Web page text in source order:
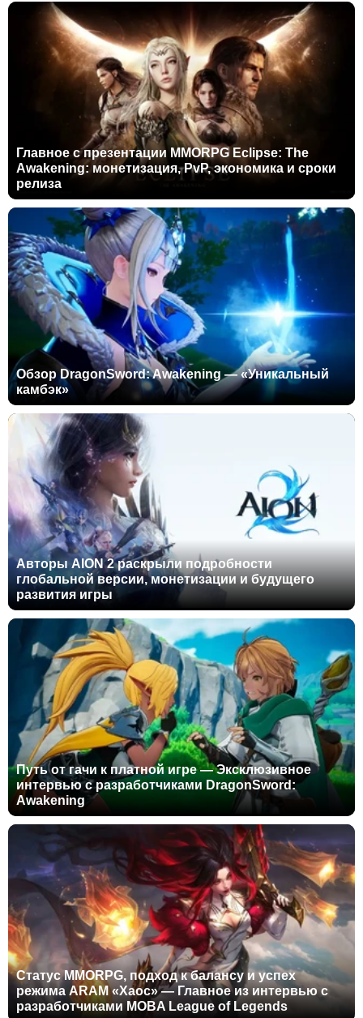
Главное с презентации MMORPG Eclipse: The
Awakening: монетизация, PvP, экономика и сроки
релиза
Обзор DragonSword: Awakening — «Уникальный
камбэк»
Авторы AION 2 раскрыли подробности
глобальной версии, монетизации и будущего
развития игры
Путь от гачи к платной игре — Эксклюзивное
интервью с разработчиками DragonSword:
Awakening
Статус MMORPG, подход к балансу и успех
режима ARAM «Хаос» — Главное из интервью с
разработчиками MOBA League of Legends